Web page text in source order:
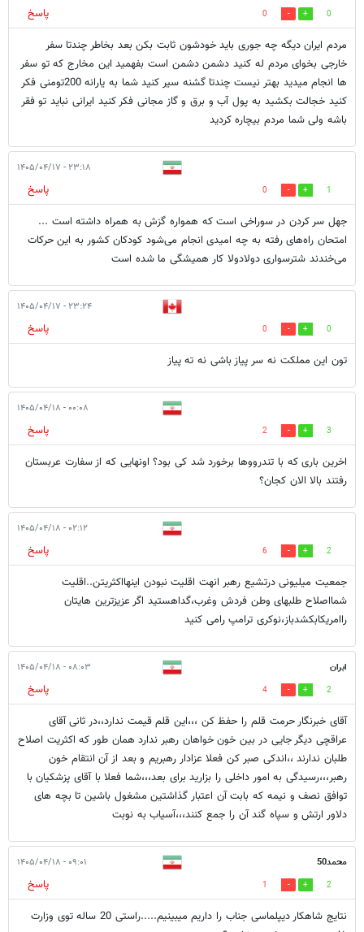
0
0
پاسخ
مردم ایران دیگه چه جوری باید خودشون ثابت بکن بعد بخاطر چندتا سفر
خارجی بخوای مردم له کنید دشمن دشمن است بفهمید این مخارج که تو سفر
ها انجام میدید بهتر نیست چندتا گشنه سیر کنید شما به یارانه 200تومنی فکر
کنید خجالت بکشید به پول آب و برق و گاز مجانی فکر کنید ایرانی نباید تو فقر
باشه ولی شما مردم بیچاره کردید
۲۳:۱۸ - ۱۴۰۵/۰۴/۱۷
1
0
پاسخ
جهل سر کردن در سوراخی است که همواره گزش به همراه داشته است ...
امتحان راه‌های رفته به چه امیدی انجام می‌شود کودکان کشور به این حرکات
می‌خندند شترسواری دولادولا کار همیشگی ما شده است
۲۳:۲۴ - ۱۴۰۵/۰۴/۱۷
0
0
پاسخ
تون این مملکت نه سر پیاز باشی نه ته پیاز
۰۰:۰۸ - ۱۴۰۵/۰۴/۱۸
3
2
پاسخ
اخرین باری که با تندرووها برخورد شد کی بود؟ اونهایی که از سفارت عربستان
رفتند بالا الان کجان؟
۰۲:۱۲ - ۱۴۰۵/۰۴/۱۸
2
6
پاسخ
جمعیت میلیونی درتشیع رهبر انهت اقلیت نبودن اینهااکثریتن..اقلیت
شمااصلاح طلبهای وطن فردش وغرب،گداهستید اگر عزیزترین هایتان
راامریکابکشدباز،نوکری ترامپ رامی کنید
ابران ۰۸:۰۳ - ۱۴۰۵/۰۴/۱۸
2
4
پاسخ
آقای خبرنگار حرمت قلم را حفظ کن ،،،این قلم قیمت ندارد،،در ثانی آقای
عراقچی دیگر جایی در بین خون خواهان رهبر ندارد همان طور که اکثریت اصلاح
طلبان ندارند ،،اندکی صبر کن فعلا عزادار رهبریم و بعد از آن انتقام خون
رهبر،،،رسیدگی به امور داخلی را بزارید برای بعد،،،شما فعلا با آقای پزشکیان با
توافق نصف و نیمه که بابت آن اعتبار گذاشتین مشغول باشین تا بچه های
دلاور ارتش و سپاه گند آن را جمع کنند،،،آسیاب به نوبت
محمد50 ۰۹:۰۱ - ۱۴۰۵/۰۴/۱۸
2
1
پاسخ
نتایج شاهکار دیپلماسی جناب را داریم میبینیم.....راستی 20 ساله توی وزارت